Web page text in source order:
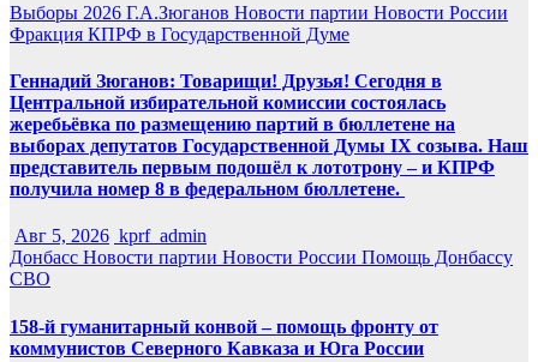
Выборы 2026 Г.А.Зюганов Новости партии Новости России
Фракция КПРФ в Государственной Думе
Геннадий Зюганов: Товарищи! Друзья! Сегодня в
Центральной избирательной комиссии состоялась
жеребьёвка по размещению партий в бюллетене на
выборах депутатов Государственной Думы IX созыва. Наш
представитель первым подошёл к лототрону – и КПРФ
получила номер 8 в федеральном бюллетене.
Авг 5, 2026 kprf_admin
Донбасс Новости партии Новости России Помощь Донбассу
СВО
158-й гуманитарный конвой – помощь фронту от
коммунистов Северного Кавказа и Юга России